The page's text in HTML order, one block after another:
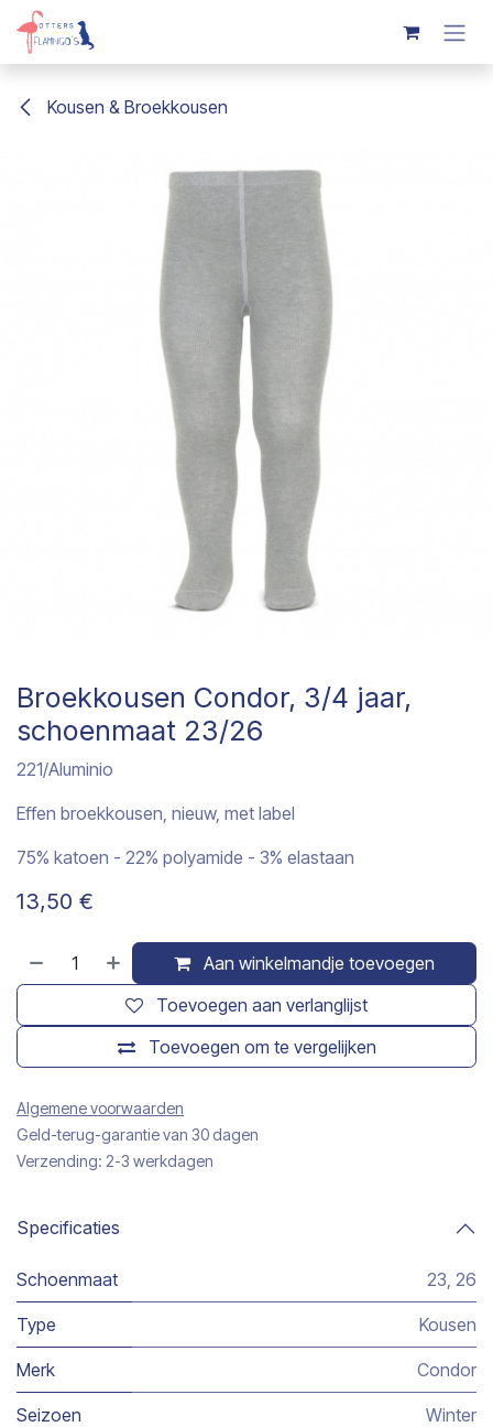
Overslaan naar inhoud
Kousen & Broekkousen
Broekkousen Condor, 3/4 jaar,
schoenmaat 23/26
221/Aluminio
Effen broekkousen, nieuw, met label
75% katoen - 22% polyamide - 3% elastaan
13,50 €
Aan winkelmandje toevoegen
Toevoegen om te vergelijken
Toevoegen aan verlanglijst
Algemene voorwaarden
Geld-terug-garantie van 30 dagen
Verzending: 2-3 werkdagen
Specificaties
Schoenmaat 23 26
Type Kousen
Merk Condor
Seizoen Winter